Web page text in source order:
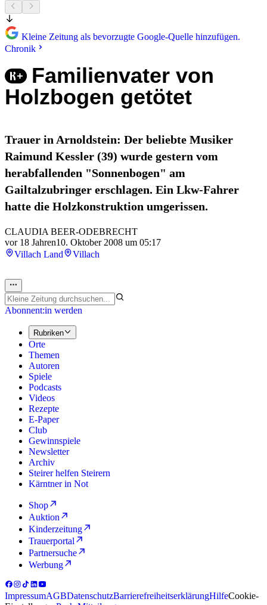
Kleine Zeitung als bevorzugte Google-Quelle hinzufügen.
Chronik
Familienvater von
Holzbogen getötet
Trauer in Arnoldstein: Der beliebte Musiker
Raimund Kessler (39) wurde gestern vom
herabfallenden "Sonnenbogen" am
Gailtalzubringer erschlagen. Ein Lkw-Fahrer
hatte die Holzkonstruktion umgerissen.
CLAUDIA BEER-ODEBRECHT
vor 18 Jahren10. Oktober 2008 um 05:17
Villach Land
Villach
Abonnent:in werden
Rubriken
Orte
Themen
Autoren
Spiele
Podcasts
Videos
Rezepte
E-Paper
Club
Gewinnspiele
Newsletter
Archiv
Steirer helfen Steirern
Kärntner in Not
Shop
Auktion
Kinderzeitung
Trauerportal
Partnersuche
Werbung
ImpressumAGBDatenschutzBarrierefreiheitserklärungHilfeCookie-